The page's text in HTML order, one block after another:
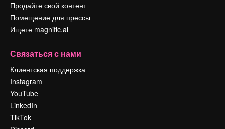
Продайте свой контент
Помещение для прессы
Ищете magnific.ai
Связаться с нами
Клиентская поддержка
Instagram
YouTube
LinkedIn
TikTok